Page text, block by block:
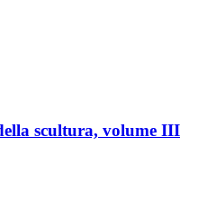
scultura, volume III